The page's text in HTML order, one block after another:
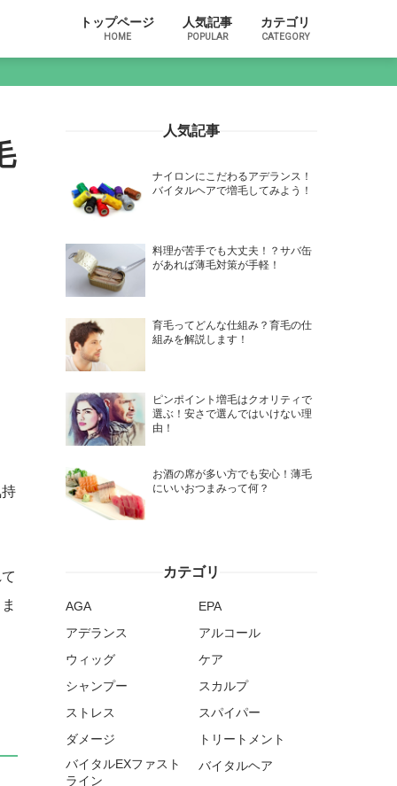
トップページ
HOME
人気記事
POPULAR
カテゴリ
CATEGORY
人気記事
ナイロンにこだわるアデランス！
バイタルヘアで増毛してみよう！
料理が苦手でも大丈夫！？サバ缶
があれば薄毛対策が手軽！
育毛ってどんな仕組み？育毛の仕
組みを解説します！
ピンポイント増毛はクオリティで
選ぶ！安さで選んではいけない理
由！
お酒の席が多い方でも安心！薄毛
にいいおつまみって何？
カテゴリ
AGA
EPA
アデランス
アルコール
ウィッグ
ケア
シャンプー
スカルプ
ストレス
スパイパー
ダメージ
トリートメント
バイタルEXファスト
ライン
バイタルヘア